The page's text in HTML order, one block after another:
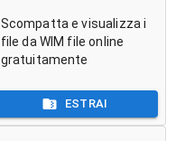
Scompatta e visualizza i
file da WIM file online
gratuitamente
ESTRAI